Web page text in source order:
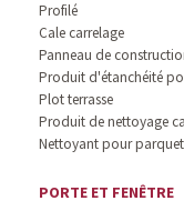
Profilé
Cale carrelage
Panneau de
Produit d'étanchéité
Plot terrasse
Produit de nettoyage
Nettoyant pour parquet
PORTE ET FENÊTRE